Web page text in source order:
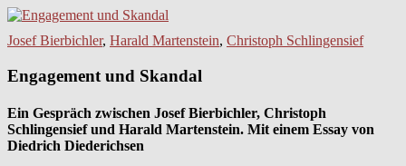
Josef Bierbichler, Harald Martenstein, Christoph Schlingensief
Engagement und Skandal
Ein Gespräch zwischen Josef Bierbichler, Christoph
Schlingensief und Harald Martenstein. Mit einem Essay von
Diedrich Diederichsen